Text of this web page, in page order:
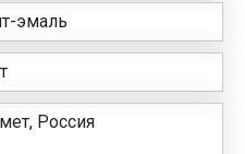
эмаль
Россия